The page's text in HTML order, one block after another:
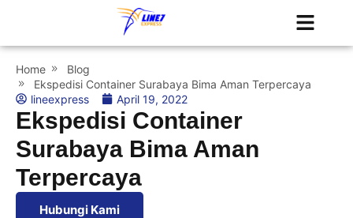
Home
Blog
Ekspedisi Container Surabaya Bima Aman Terpercaya
lineexpress
April 19, 2022
Ekspedisi Container
Surabaya Bima Aman
Terpercaya
Hubungi Kami